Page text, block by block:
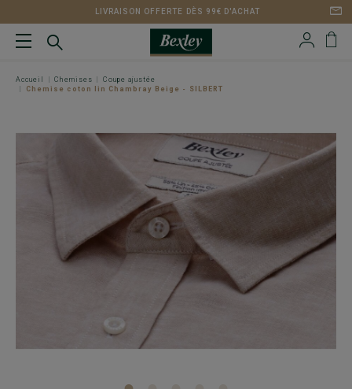
LIVRAISON OFFERTE DÈS 99€ D'ACHAT
Accueil Chemises
Coupe ajustée
Chemise coton lin Chambray Beige - SILBERT